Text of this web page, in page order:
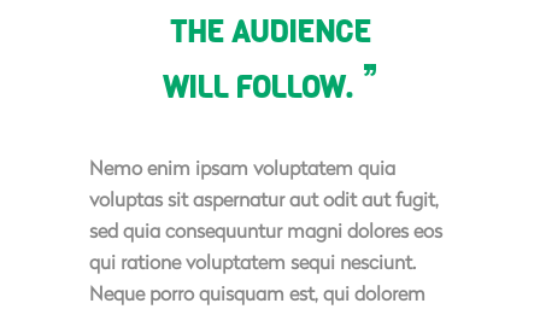
THE AUDIENCE
WILL FOLLOW.
Nemo enim ipsam voluptatem quia
voluptas sit aspernatur aut odit aut fugit,
sed quia consequuntur magni dolores eos
qui ratione voluptatem sequi nesciunt.
Neque porro quisquam est, qui dolorem